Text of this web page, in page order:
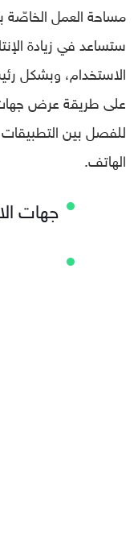
ستساعد في زيادة
الاستخدام، وبشكل
على طريقة عرض
للفصل بين
الهاتف.
جهات